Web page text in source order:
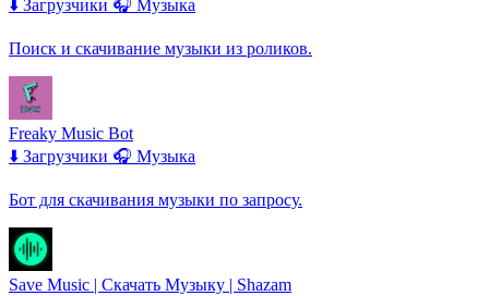
⬇️ Загрузчики 🎧 Музыка
Поиск и скачивание музыки из роликов.
Freaky Music Bot
⬇️ Загрузчики 🎧 Музыка
Бот для скачивания музыки по запросу.
Save Music | Скачать Музыку | Shazam